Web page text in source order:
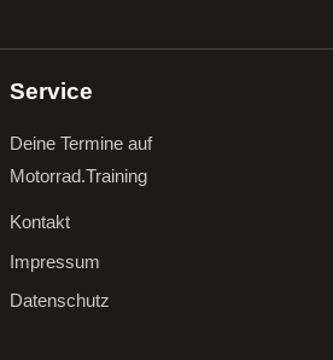
Service
Deine Termine auf
Motorrad.Training
Kontakt
Impressum
Datenschutz